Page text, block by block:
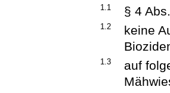
1.1 § 4
1.2
keine
1.3
auf